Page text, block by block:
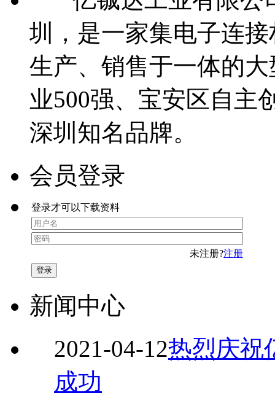
圳，是一家集电子连
生产、销售于一体的
业500强、宝安区自主
深圳知名品牌。
会员登录
登录才可以下载资料
未注册?注册
新闻中心
2021-04-12热烈庆祝
成功